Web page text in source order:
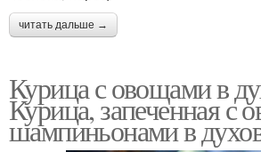
читать дальше →
Курица с овощами в
Курица, запеченная с
шампиньонами в